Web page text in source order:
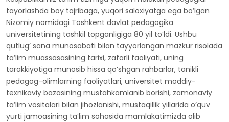
tayorlashda boy tajribaga, yuqori saloxiyatga ega boʼlgan
Nizomiy nomidagi Toshkent davlat pedagogika
universitetining tashkil topganligiga 80 yil toʼldi. Ushbu
qutlugʼ sana munosabati bilan tayyorlangan mazkur risolada
taʼlim muassasasining tarixi, zafarli faoliyati, uning
tarakkiyotiga munosib hissa qoʼshgan rahbarlar, tanikli
pedagog-olimlarning faoliyatlari, universitet moddiy-
texnikaviy bazasining mustahkamlanib borishi, zamonaviy
taʼlim vositalari bilan jihozlanishi, mustaqillik yillarida oʼquv
yurti jamoasining taʼlim sohasida mamlakatimizda olib